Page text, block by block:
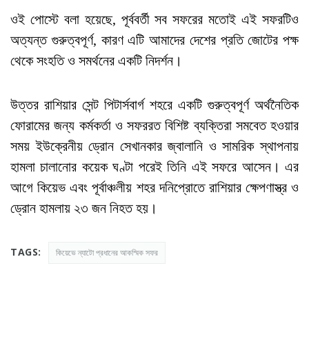
ওই পোস্টে বলা হয়েছে, পূর্ববর্তী সব সফরের মতোই এই সফরটিও
অত্যন্ত গুরুত্বপূর্ণ, কারণ এটি আমাদের দেশের প্রতি জোটের পক্ষ
থেকে সংহতি ও সমর্থনের একটি নিদর্শন।
উত্তর রাশিয়ার সেন্ট পিটার্সবার্গ শহরে একটি গুরুত্বপূর্ণ অর্থনৈতিক
ফোরামের জন্য কর্মকর্তা ও সফররত বিশিষ্ট ব্যক্তিরা সমবেত হওয়ার
সময় ইউক্রেনীয় ড্রোন সেখানকার জ্বালানি ও সামরিক স্থাপনায়
হামলা চালানোর কয়েক ঘণ্টা পরেই তিনি এই সফরে আসেন। এর
আগে কিয়েভ এবং পূর্বাঞ্চলীয় শহর দনিপ্রোতে রাশিয়ার ক্ষেপণাস্ত্র ও
ড্রোন হামলায় ২৩ জন নিহত হয়।
TAGS: কিয়েভে ন্যাটো প্রধানের আকস্মিক সফর